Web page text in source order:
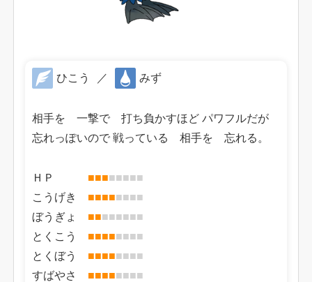
ひこう ／ みず
相手を 一撃で 打ち負かすほど パワフルだが
忘れっぽいので 戦っている 相手を 忘れる。
ＨＰ ■■■■■■■■
こうげき ■■■■■■■■
ぼうぎょ ■■■■■■■■
とくこう ■■■■■■■■
とくぼう ■■■■■■■■
すばやさ ■■■■■■■■